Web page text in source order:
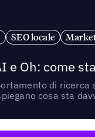
SEO locale
e Oh: come
di ricerca
cosa sta